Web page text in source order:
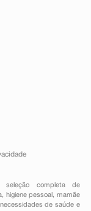
seleção completa de
, higiene pessoal ,mamãe
de saúde e